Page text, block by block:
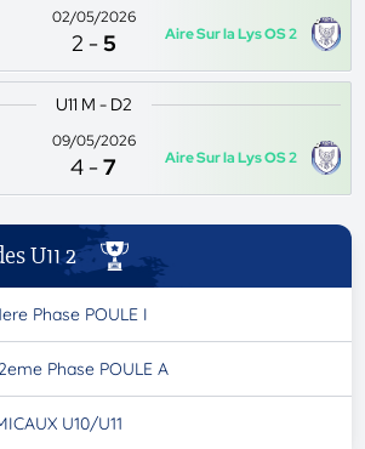
02/05/2026
2 -5 Aire Sur la Lys OS 2
U11 M - D2
09/05/2026
4 -7 Aire Sur la Lys OS 2
U11 2
Phase POULE I
Phase POULE A
U10/U11